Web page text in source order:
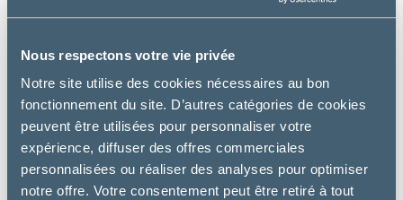
Nous respectons votre vie privée
Notre site utilise des cookies nécessaires au bon
fonctionnement du site. D’autres catégories de cookies
peuvent être utilisées pour personnaliser votre
expérience, diffuser des offres commerciales
personnalisées ou réaliser des analyses pour optimiser
notre offre. Votre consentement peut être retiré à tout